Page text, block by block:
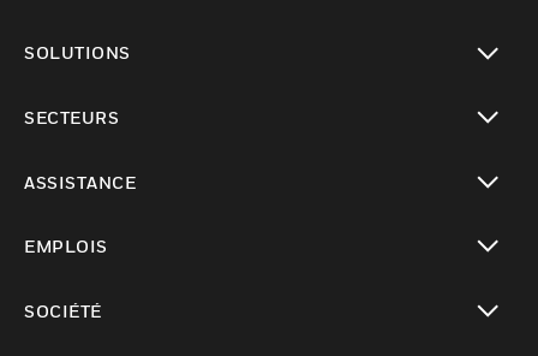
SOLUTIONS
SECTEURS
ASSISTANCE
EMPLOIS
SOCIÉTÉ